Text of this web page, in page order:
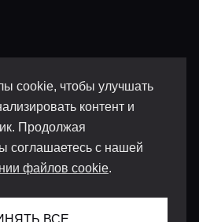
cookie, чтобы улучшать
контент и
Продолжая
соглашаетесь с нашей
файлов cookie.
ВСЕ